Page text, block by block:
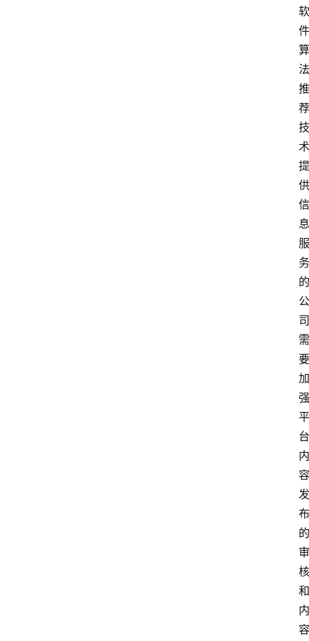
软
件
算
法
推
荐
技
术
提
供
信
息
服
务
的
公
司
需
要
加
强
平
台
内
容
发
布
的
审
核
和
内
容